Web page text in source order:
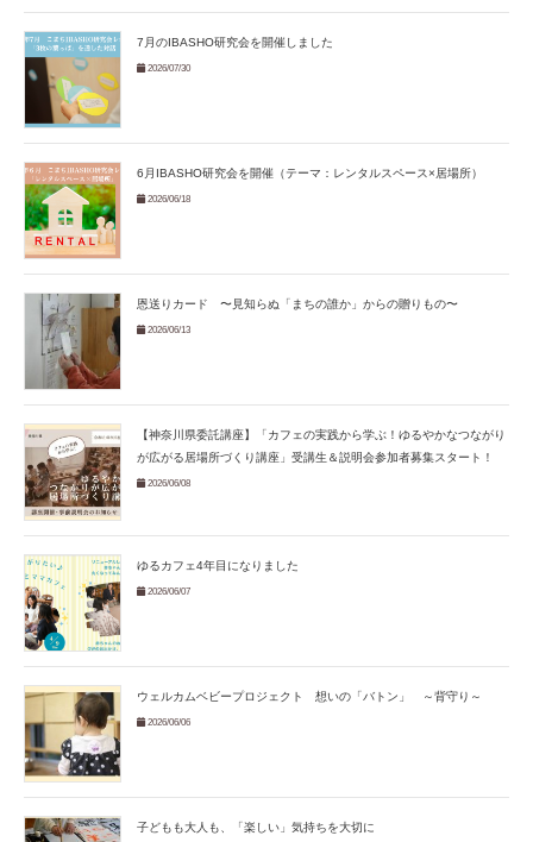
7月のIBASHO研究会を開催しました
2026/07/30
6月IBASHO研究会を開催（テーマ：レンタルスペース×居場所）
2026/06/18
恩送りカード 〜見知らぬ「まちの誰か」からの贈りもの〜
2026/06/13
【神奈川県委託講座】「カフェの実践から学ぶ！ゆるやかなつながり
が広がる居場所づくり講座」受講生＆説明会参加者募集スタート！
2026/06/08
ゆるカフェ4年目になりました
2026/06/07
ウェルカムベビープロジェクト 想いの「バトン」 ～背守り～
2026/06/06
子どもも大人も、「楽しい」気持ちを大切に